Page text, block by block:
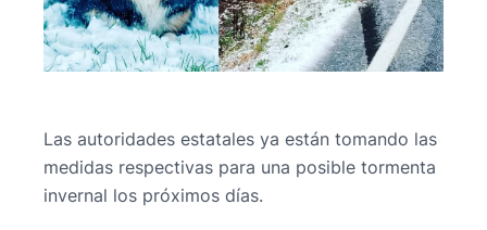
Las autoridades estatales ya están tomando las
medidas respectivas para una posible tormenta
invernal los próximos días.